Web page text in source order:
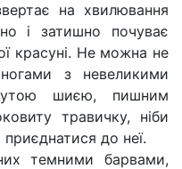
на хвилювання
і затишно почуває
красуні. Не можна не
з невеликими
шиєю, пишним
травичку, ніби
до неї.
темними барвами,